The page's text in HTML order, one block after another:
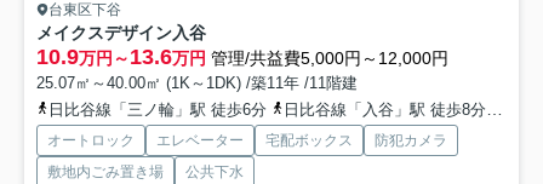
台東区下谷
メイクスデザイン入谷
10.9万円～13.6万円 管理/共益費5,000円～12,000円
25.07㎡～40.00㎡ (1K～1DK) /築11年 /11階建
日比谷線「三ノ輪」駅 徒歩6分
日比谷線「入谷」駅 徒歩8分
オートロック エレベーター 宅配ボックス
防犯カメラ
敷地内ごみ置き場
公共下水